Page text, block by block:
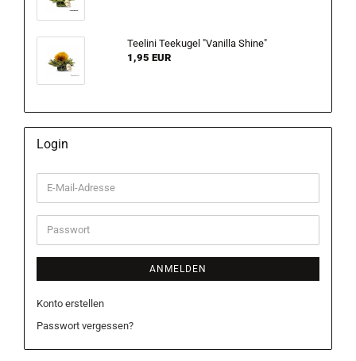
Teelini Teekugel "Vanilla Shine"
1,95 EUR
Login
E-
Mail-
Adresse
Passwort
ANMELDEN
Konto erstellen
Passwort vergessen?